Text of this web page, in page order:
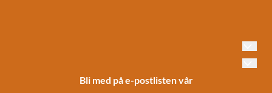
Bli med på e-postlisten vår